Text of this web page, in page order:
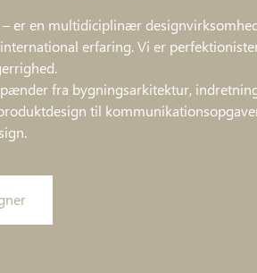
– er en multidiciplinær
erfaring. Vi er
fra bygningsarkitektur,
til